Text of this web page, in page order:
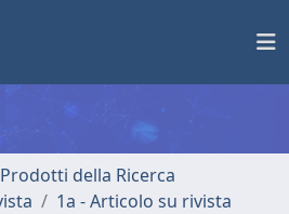
della Ricerca
1a - Articolo su rivista